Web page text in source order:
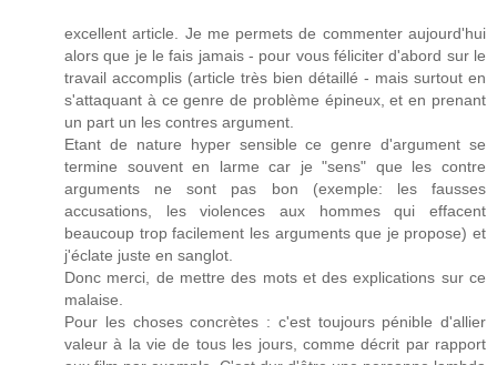
excellent article. Je me permets de commenter aujourd'hui
alors que je le fais jamais - pour vous féliciter d'abord sur le
travail accomplis (article très bien détaillé - mais surtout en
s'attaquant à ce genre de problème épineux, et en prenant
un part un les contres argument.
Etant de nature hyper sensible ce genre d'argument se
termine souvent en larme car je "sens" que les contre
arguments ne sont pas bon (exemple: les fausses
accusations, les violences aux hommes qui effacent
beaucoup trop facilement les arguments que je propose) et
j'éclate juste en sanglot.
Donc merci, de mettre des mots et des explications sur ce
malaise.
Pour les choses concrètes : c'est toujours pénible d'allier
valeur à la vie de tous les jours, comme décrit par rapport